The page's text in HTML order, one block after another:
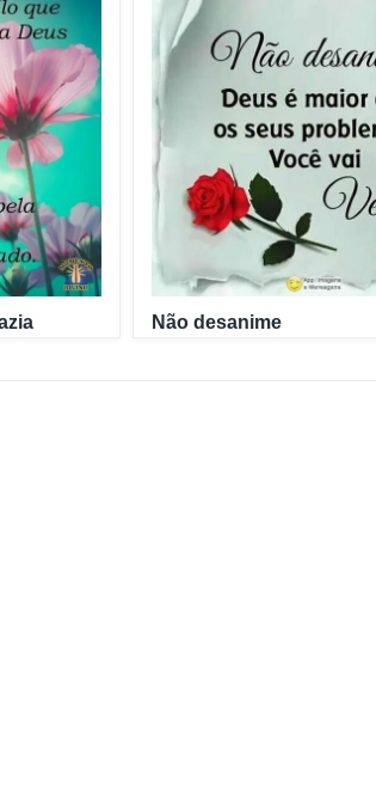
Não desanime